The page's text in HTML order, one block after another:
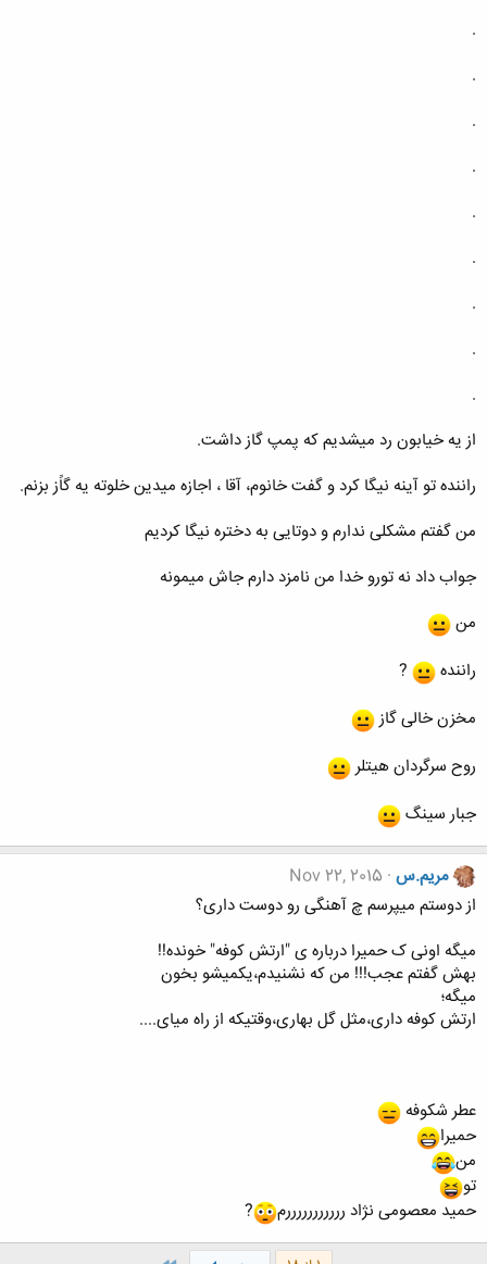
.
.
.
.
.
.
.
.
.
از یه خیابون رد میشدیم که پمپ گاز داشت.
راننده تو آینه نیگا کرد و گفت خانوم، آقا ، اجازه میدین خلوته یه گاًز بزنم.
من گفتم مشکلی ندارم و دوتایی به دختره نیگا کردیم
جواب داد نه تورو خدا من نامزد دارم جاش میمونه
من
راننده
?
مخزن خالی گاز
روح سرگردان هیتلر
جبار سینگ
مریم.س Nov 22, 2015
از دوستم میپرسم چ آهنگی رو دوست داری؟
میگه اونی ک حمیرا درباره ی "ارتش کوفه" خونده!!
بهش گفتم عجب!!! من که نشنیدم،یکمیشو بخون
میگه؛
ارتش کوفه داری،مثل گل بهاری،وقتیکه از راه میای....
عطر شكوفه
حميرا
من
تو
حمید معصومی نژاد رررررررررررم
?